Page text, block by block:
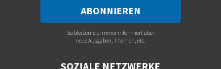
So bleiben Sie immer informiert über
neue Ausgaben, Themen, etc.
SOZIALE NETZWERKE